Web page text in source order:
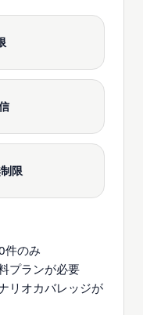
限
件のみ
プランが必要
リオカバレッジが